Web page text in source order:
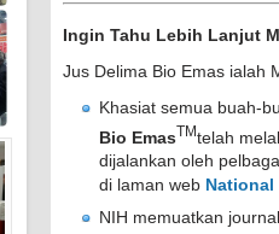
Ingin Tahu Lebih Lanjut
Jus Delima Bio Emas ialah
Khasiat semua buah-
Bio EmasTMtelah
dijalankan oleh
di laman web National
NIH memuatkan